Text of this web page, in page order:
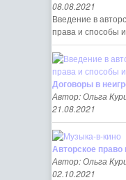
08.08.2021
Введение в
права и способы
Договоры в
Автор: Ольга
21.08.2021
Авторское
Автор: Ольга
02.10.2021